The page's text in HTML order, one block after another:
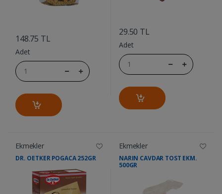
148.75 TL
Adet
29.50 TL
Adet
Ekmekler
DR. OETKER POGACA 252GR
Ekmekler
NARIN CAVDAR TOST EKM.
500GR